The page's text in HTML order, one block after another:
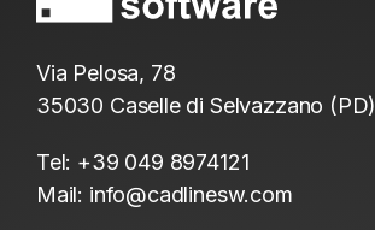
Via Pelosa, 78
35030 Caselle di Selvazzano (PD)
Tel: +39 049 8974121
Mail: info@cadlinesw.com